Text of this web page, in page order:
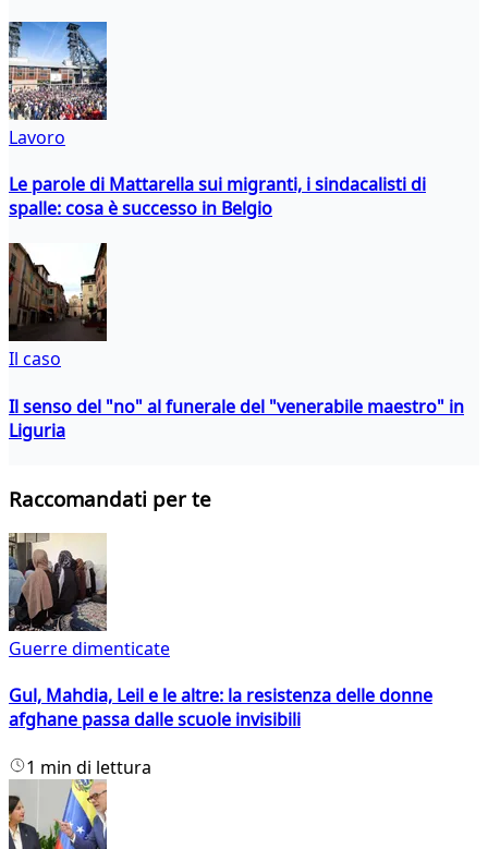
Lavoro
Le parole di Mattarella sui migranti, i sindacalisti di
spalle: cosa è successo in Belgio
Il caso
Il senso del "no" al funerale del "venerabile maestro" in
Liguria
Raccomandati per te
Guerre dimenticate
Gul, Mahdia, Leil e le altre: la resistenza delle donne
afghane passa dalle scuole invisibili
1 min di lettura